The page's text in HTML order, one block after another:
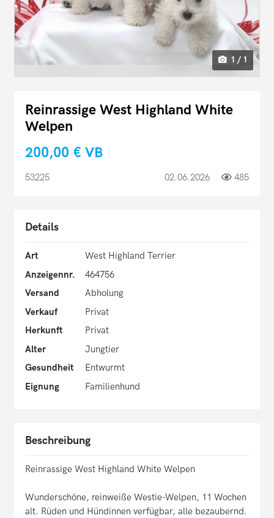
1 / 1
Reinrassige West Highland White
Welpen
200,00 € VB
53225 02.06.2026 485
Details
Art
West Highland Terrier
Anzeigennr.
464756
Versand
Abholung
Verkauf
Privat
Herkunft
Privat
Alter
Jungtier
Gesundheit
Entwurmt
Eignung
Familienhund
Beschreibung
Reinrassige West Highland White Welpen
Wunderschöne, reinweiße Westie-Welpen, 11 Wochen
alt. Rüden und Hündinnen verfügbar, alle bezaubernd.